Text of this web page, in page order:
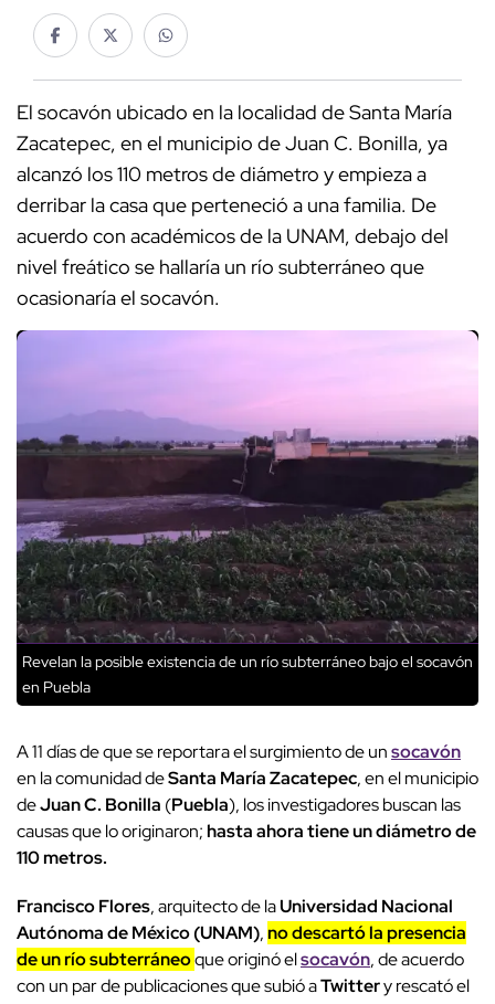
El socavón ubicado en la localidad de Santa María
Zacatepec, en el municipio de Juan C. Bonilla, ya
alcanzó los 110 metros de diámetro y empieza a
derribar la casa que perteneció a una familia. De
acuerdo con académicos de la UNAM, debajo del
nivel freático se hallaría un río subterráneo que
ocasionaría el socavón.
Revelan la posible existencia de un río subterráneo bajo el socavón
en Puebla
A 11 días de que se reportara el surgimiento de unsocavón
en la comunidad deSanta María Zacatepec, en el municipio
deJuan C. Bonilla (Puebla), los investigadores buscan las
causas que lo originaron;hasta ahora tiene un diámetro de
110 metros.
Francisco Flores, arquitecto de laUniversidad Nacional
Autónoma de México (UNAM),no descartó la presencia
de un río subterráneoque originó elsocavón, de acuerdo
con un par de publicaciones que subió aTwittery rescató el